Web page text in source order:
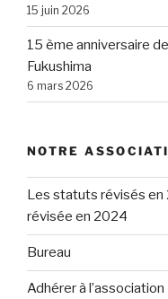
15 juin 2026
15 ème anniversaire
Fukushima
6 mars 2026
NOTRE
Les statuts révisés en
révisée en 2024
Bureau
Adhérer à l’association